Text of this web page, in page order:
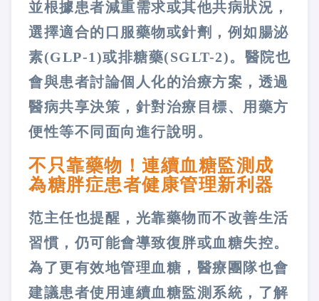
並根據患者減重需求或其他共病狀況，
選擇適合的口服藥物或針劑，例如腸泌
素(GLP-1)或排糖藥(SGLT-2)。醫院也
會與患者討論個人化的治療方案，透過
醫病共享決策，針對治療目標、用藥方
便性等不同面向進行說明。
不只靠藥物！連續血糖監測成
為糖胖症患者健康管理新利器
范主任也提醒，光靠藥物而不改善生活
習慣，仍可能會導致復胖或血糖失控。
為了更有效地管理血糖，醫療團隊也會
建議患者使用連續血糖監測系統，了解